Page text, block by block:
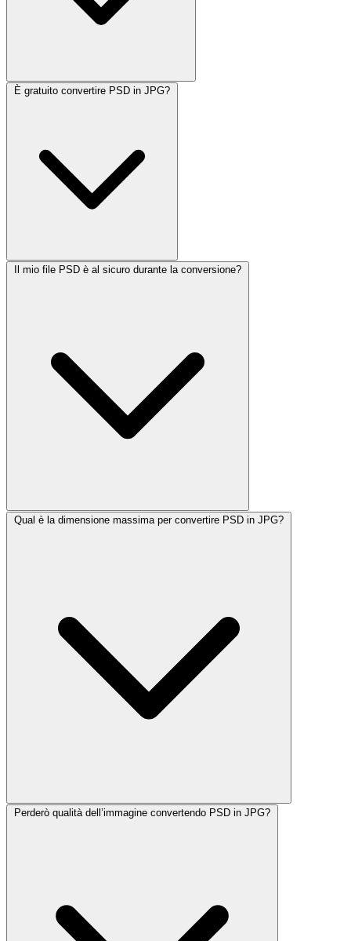
È gratuito convertire PSD in JPG?
Il mio file PSD è al sicuro durante la conversione?
Qual è la dimensione massima per convertire PSD in JPG?
Perderò qualità dell’immagine convertendo PSD in JPG?